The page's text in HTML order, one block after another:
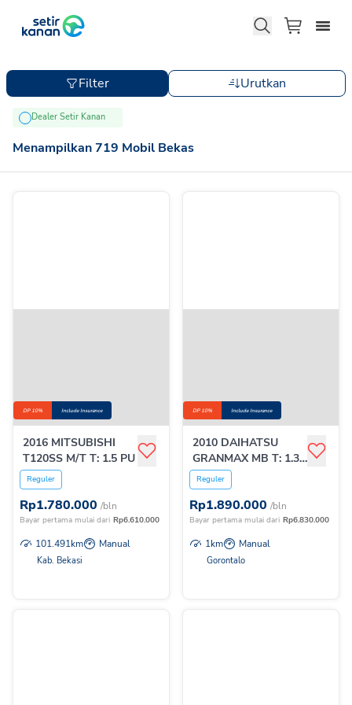
Filter Urutkan
Dealer Setir Kanan
Menampilkan719 Mobil Bekas
DP 10% Include Insurance
2016 MITSUBISHI
T120SS M/T T: 1.5 PU
Reguler
Rp1.780.000 /bln
Bayar pertama mulai dari Rp6.610.000
101.491km Manual
Kab. Bekasi
DP 10% Include Insurance
2010 DAIHATSU
GRANMAX MB T: 1.3
M/T
Reguler
Rp1.890.000 /bln
Bayar pertama mulai dari Rp6.830.000
1km Manual
Gorontalo